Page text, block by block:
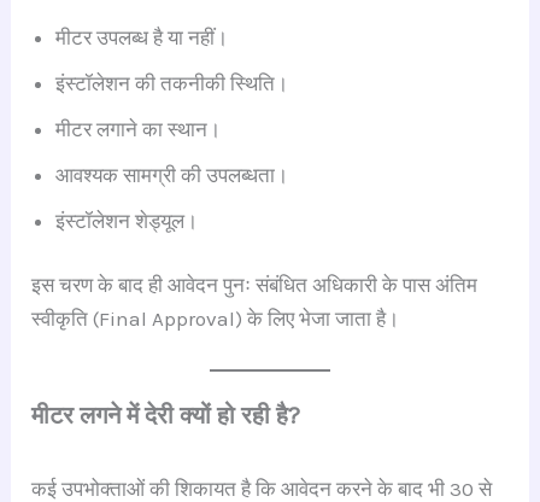
मीटर उपलब्ध है या नहीं।
इंस्टॉलेशन की तकनीकी स्थिति।
मीटर लगाने का स्थान।
आवश्यक सामग्री की उपलब्धता।
इंस्टॉलेशन शेड्यूल।
इस चरण के बाद ही आवेदन पुनः संबंधित अधिकारी के पास अंतिम
स्वीकृति (Final Approval) के लिए भेजा जाता है।
मीटर लगने में देरी क्यों हो रही है?
कई उपभोक्ताओं की शिकायत है कि आवेदन करने के बाद भी 30 से